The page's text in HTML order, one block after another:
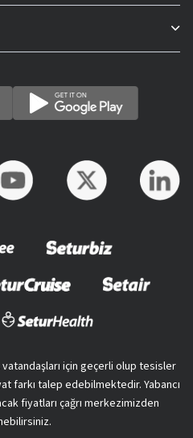
için geçerli olup tesisler
farkı talep edebilmektedir. Yabancı
fiyatları çağrı merkezimizden